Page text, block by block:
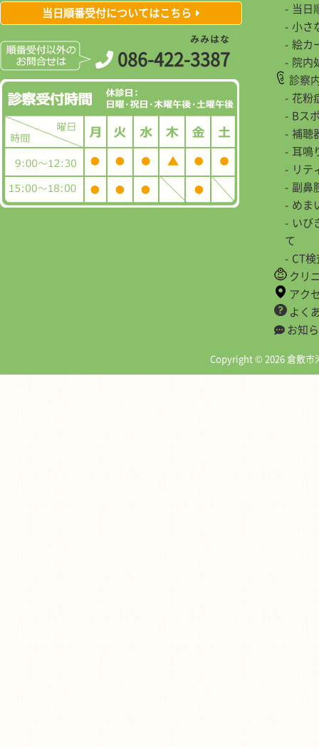
当日順番受付についてはこちら
086-422-3
み
3
み
8
は
7
な
当日
小さ
絵カ
院内
診察
花粉
Bス
補聴
耳鳴
リテ
副鼻
めま
いび
て
CT
クリ
アク
よく
お知
Copyright © 2026 倉敷市